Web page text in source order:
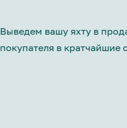
Выведем вашу яхту в
покупателя в кратчайшие